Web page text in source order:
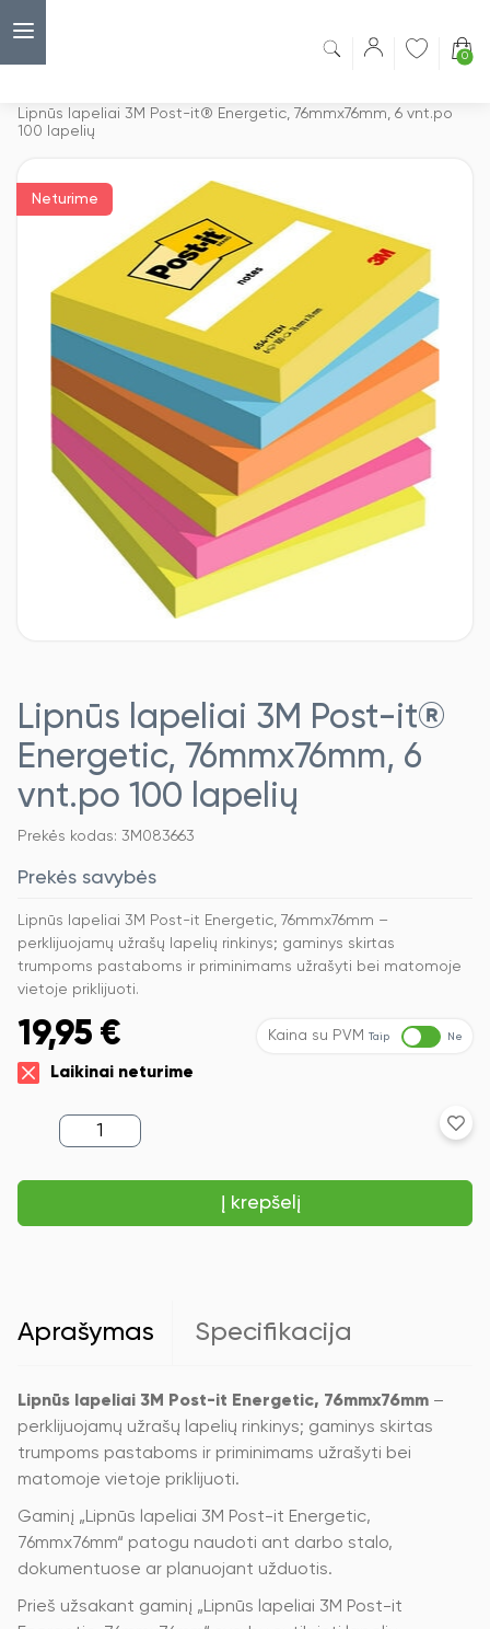
0
Lipnūs lapeliai 3M Post-it® Energetic, 76mmx76mm, 6 vnt.po
100 lapelių
Neturime
Lipnūs lapeliai 3M Post-it®
Energetic, 76mmx76mm, 6
vnt.po 100 lapelių
Prekės kodas: 3M083663
Prekės savybės
Lipnūs lapeliai 3M Post-it Energetic, 76mmx76mm –
perklijuojamų užrašų lapelių rinkinys; gaminys skirtas
trumpoms pastaboms ir priminimams užrašyti bei matomoje
vietoje priklijuoti.
19,95 € Kaina su PVM Taip Ne
Laikinai neturime
produkto
kiekis:
lapeliai
Post-
vnt.po
100
Į krepšelį
Aprašymas Specifikacija
Lipnūs lapeliai 3M Post-it Energetic, 76mmx76mm –
perklijuojamų užrašų lapelių rinkinys; gaminys skirtas
trumpoms pastaboms ir priminimams užrašyti bei
matomoje vietoje priklijuoti.
Gaminį „Lipnūs lapeliai 3M Post-it Energetic,
76mmx76mm“ patogu naudoti ant darbo stalo,
dokumentuose ar planuojant užduotis.
Prieš užsakant gaminį „Lipnūs lapeliai 3M Post-it